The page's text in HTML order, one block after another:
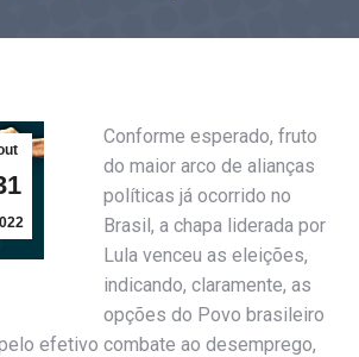
Conforme esperado, fruto
do maior arco de alianças
políticas já ocorrido no
Brasil, a chapa liderada por
Lula venceu as eleições,
indicando, claramente, as
opções do Povo brasileiro
efetivo combate ao desemprego,